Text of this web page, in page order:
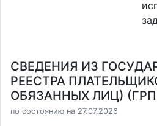
СВЕДЕНИЯ ИЗ
РЕЕСТРА
ОБЯЗАННЫХ ЛИЦ)
по состоянию на 27.07.2026